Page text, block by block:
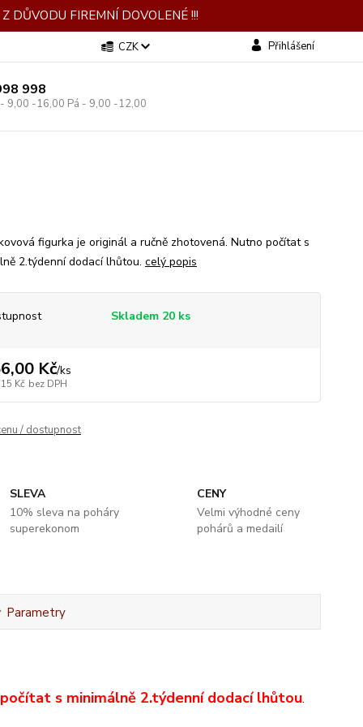
DŮVODU FIREMNÍ DOVOLENÉ !!!
CZK Přihlášení
998
9,00 -16,00 Pá - 9,00 -12,00
figurka je originál a ručně zhotovená. Nutno počítat s
2.týdenní dodací lhůtou. celý popis
Skladem 20 ks
Kč/ks
Kč bez DPH
/ dostupnost
SLEVA
10% sleva na poháry
superekonom
CENY
Velmi výhodné ceny
pohárů a medailí
Parametry
s minimálně 2.týdenní dodací lhůtou.